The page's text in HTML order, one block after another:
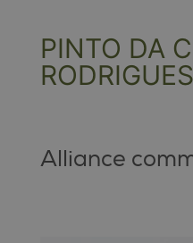
PINTO DA
Alliance